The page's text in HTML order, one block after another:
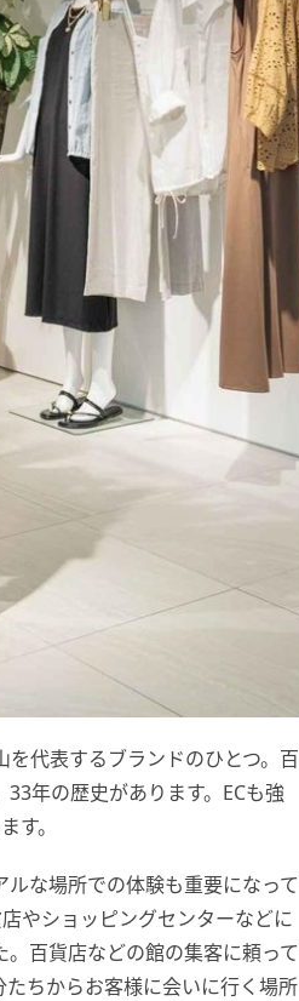
代表するブランドのひとつ。百
年の歴史があります。ECも強
す。
ルな場所での体験も重要になって
やショッピングセンターなどに
百貨店などの館の集客に頼って
ちからお客様に会いに行く場所